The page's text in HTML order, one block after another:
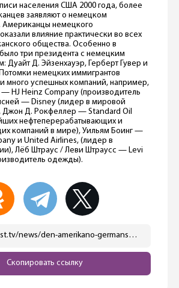
населения США 2000 года, более
заявляют о немецком
немецкого
влияние практически во всех
общества. Особенно в
три президента с немецким
Дуайт Д. Эйзенхауэр, Герберт Гувер и
немецких иммигрантов
много успешных компаний, например,
— HJ Heinz Company (производитель
— Disney (лидер в мировой
Джон Д. Рокфеллер — Standard Oil
нефтеперерабатывающих и
компаний в мире), Уильям Боинг —
и United Airlines, (лидер в
Лёб Штраус / Леви Штраусс — Levi
одежды).
https://ostwest.tv/news/den-amerikano-germanskoj-druzhby-bundesprezident-shtajnmajer-otpravilsya-s-neozhidannym-vizitom-v-ssha/
Скопировать ссылку